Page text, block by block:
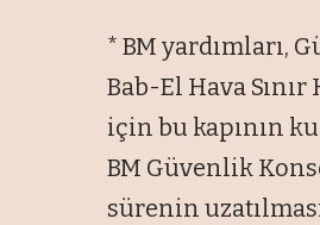
* BM yardımları,
Bab-El Hava
için bu kapının
BM Güvenlik
sürenin